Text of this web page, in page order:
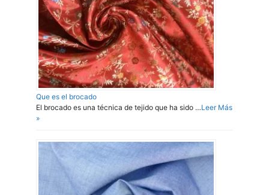
Que es el brocado
El brocado es una técnica de tejido que ha sido …Leer Más
»